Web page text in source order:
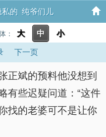
私的 纯爷们儿
： 大 中 小
下一页
正斌的预料他没想到
有些迟疑问道：“这件
找的老婆可不是让你